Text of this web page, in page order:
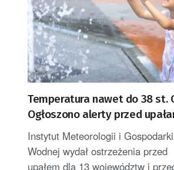
Temperatura nawet do 38 st.
Ogłoszono alerty przed
burzami
Instytut Meteorologii i Gospodarki
Wodnej wydał ostrzeżenia przed
upałem dla 13 województw i